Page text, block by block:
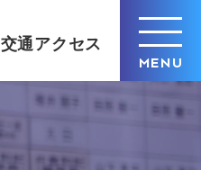
交通アクセス
MENU